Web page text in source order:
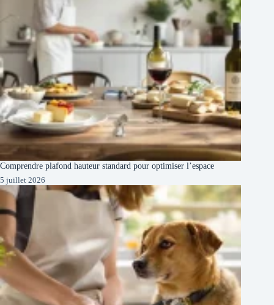
Comprendre plafond hauteur standard pour optimiser l’espace
5 juillet 2026